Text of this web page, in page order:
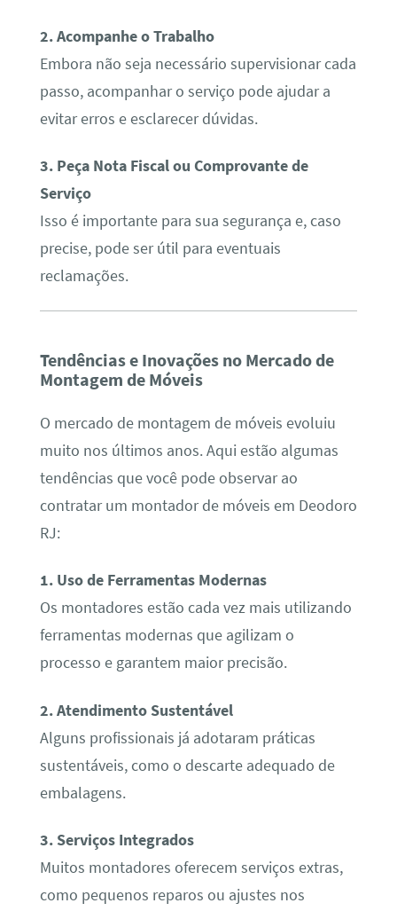
2. Acompanhe o Trabalho
Embora não seja necessário supervisionar cada
passo, acompanhar o serviço pode ajudar a
evitar erros e esclarecer dúvidas.
3. Peça Nota Fiscal ou Comprovante de
Serviço
Isso é importante para sua segurança e, caso
precise, pode ser útil para eventuais
reclamações.
Tendências e Inovações no Mercado de
Montagem de Móveis
O mercado de montagem de móveis evoluiu
muito nos últimos anos. Aqui estão algumas
tendências que você pode observar ao
contratar um montador de móveis em Deodoro
RJ:
1. Uso de Ferramentas Modernas
Os montadores estão cada vez mais utilizando
ferramentas modernas que agilizam o
processo e garantem maior precisão.
2. Atendimento Sustentável
Alguns profissionais já adotaram práticas
sustentáveis, como o descarte adequado de
embalagens.
3. Serviços Integrados
Muitos montadores oferecem serviços extras,
como pequenos reparos ou ajustes nos